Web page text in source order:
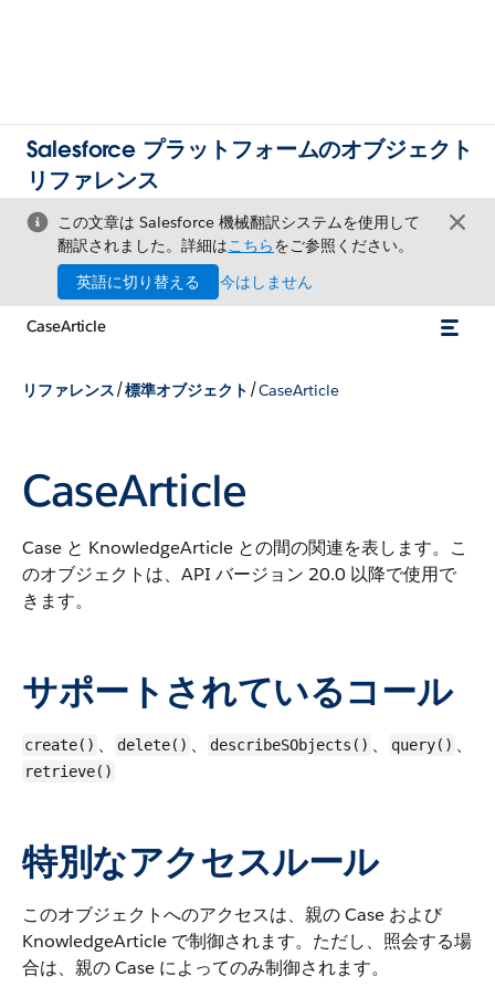
Salesforce プラットフォームのオブジェクト
リファレンス
この文章は Salesforce 機械翻訳システムを使用して
翻訳されました。詳細はこちらをご参照ください。
英語に切り替える
今はしません
CaseArticle
リファレンス/標準オブジェクト /CaseArticle
CaseArticle
Case と KnowledgeArticle との間の関連を表します。 こ
のオブジェクトは、API バージョン 20.0 以降で使用で
きます。
サポートされているコール
create() 、 delete() 、 describeSObjects() 、 query() 、
retrieve()
特別なアクセスルール
このオブジェクトへのアクセスは、親の Case および
KnowledgeArticle で制御されます。ただし、照会する場
合は、親の Case によってのみ制御されます。